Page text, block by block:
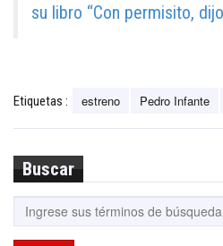
su libro “Con permisito,
Etiquetas : estreno Pedro Infante
Buscar